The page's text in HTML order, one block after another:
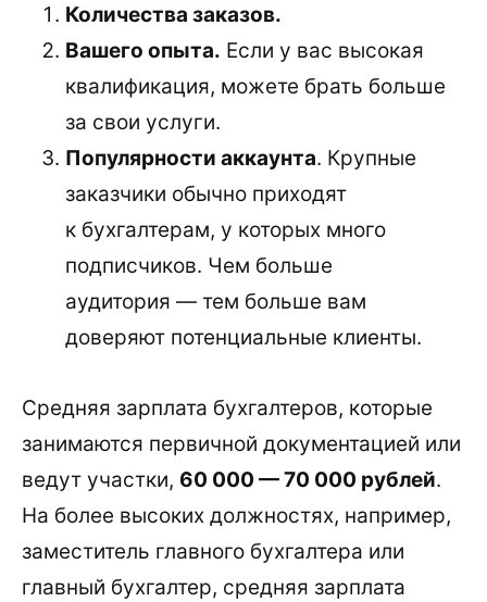
Количества заказов.
Вашего опыта. Если у вас высокая
квалификация, можете брать больше
за свои услуги.
Популярности аккаунта. Крупные
заказчики обычно приходят
к бухгалтерам, у которых много
подписчиков. Чем больше
аудитория — тем больше вам
доверяют потенциальные клиенты.
Средняя зарплата бухгалтеров, которые
занимаются первичной документацией или
ведут участки, 60 000 — 70 000 рублей.
На более высоких должностях, например,
заместитель главного бухгалтера или
главный бухгалтер, средняя зарплата